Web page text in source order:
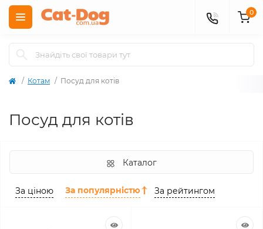
0
Котам Посуд для котів
Посуд для котів
Каталог
За ціною За популярністю За рейтингом